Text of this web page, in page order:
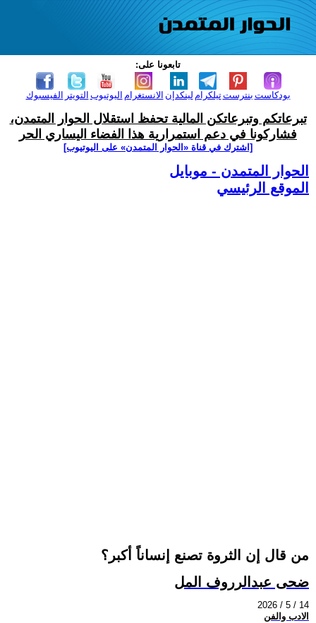
تابعونا على:
الفيسبوك التويتر اليوتيوب الانستغرام لينكدإن تيلكرامبنترست بودكاست
تبرعاتكم وتبرعاتكن المالية تحفظ استقلال الحوار المتمدن،
فشاركونا في دعم استمرارية هذا الفضاء اليساري الحر
[اشترك في قناة ‫«الحوار المتمدن» على اليوتيوب]
الحوار المتمدن - موبايل
الموقع الرئيسي
من قال إن الثروة تصنع إنساناً أكبر؟
ضحى عبدالرروف المل
2026 / 5 / 14
الادب والفن